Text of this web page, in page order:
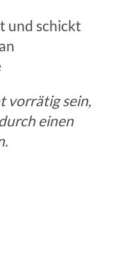
und schickt
vorrätig sein,
einen